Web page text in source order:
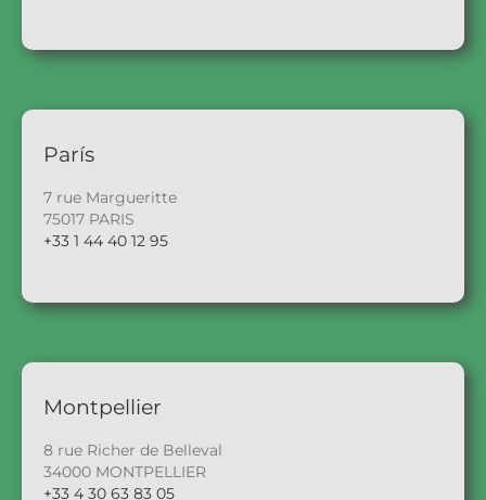
París
7 rue Margueritte
75017 PARIS
+33 1 44 40 12 95
Montpellier
8 rue Richer de Belleval
34000 MONTPELLIER
+33 4 30 63 83 05